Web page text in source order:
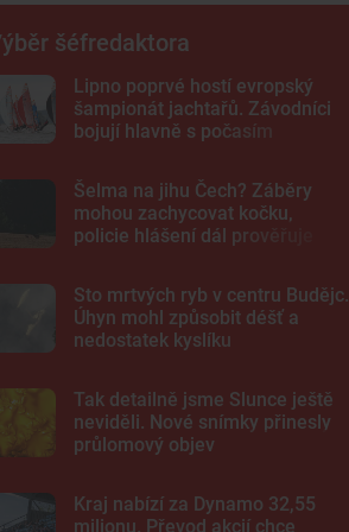
šéfredaktora
Lipno poprvé hostí evropský
šampionát jachtařů. Závodníci
bojují hlavně s počasím
Šelma na jihu Čech? Záběry
mohou zachycovat kočku,
policie hlášení dál prověřuje
Sto mrtvých ryb v centru Budějc.
Úhyn mohl způsobit déšť a
nedostatek kyslíku
Tak detailně jsme Slunce ještě
neviděli. Nové snímky přinesly
průlomový objev
Kraj nabízí za Dynamo 32,55
milionu. Převod akcií chce